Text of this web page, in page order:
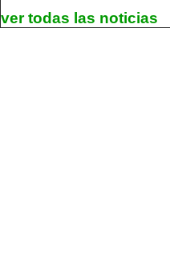
ver todas las noticias